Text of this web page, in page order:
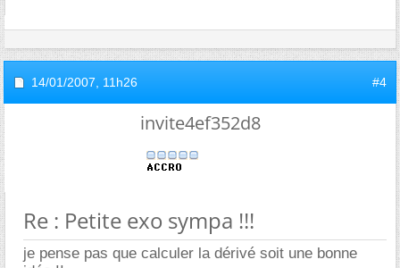
14/01/2007, 11h26 #4
invite4ef352d8
Re : Petite exo sympa !!!
je pense pas que calculer la dérivé soit une bonne